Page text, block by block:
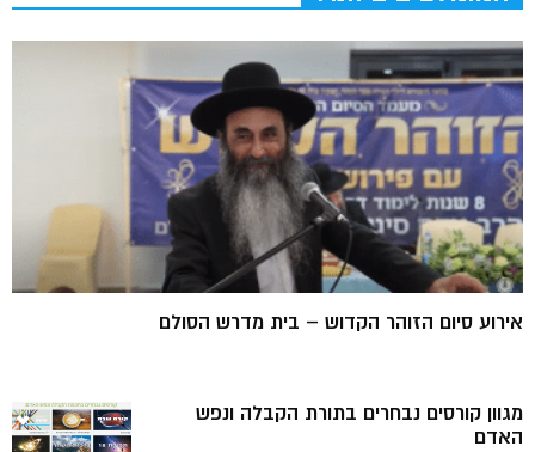
אירוע סיום הזוהר הקדוש – בית מדרש הסולם
מגוון קורסים נבחרים בתורת הקבלה ונפש
האדם